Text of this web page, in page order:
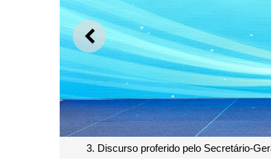
ANTERIOR
3. Discurso proferido pelo Secretário-